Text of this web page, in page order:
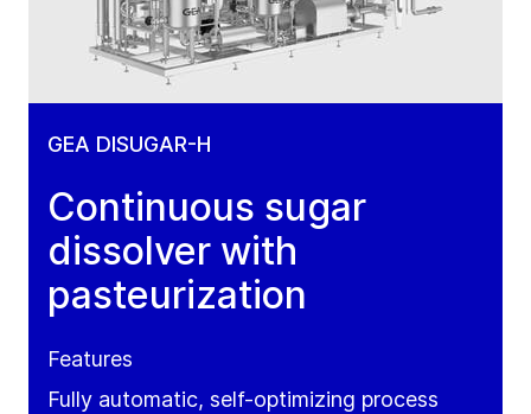
GEA DISUGAR-H
Continuous sugar
dissolver with
pasteurization
Features
Fully automatic, self-optimizing process